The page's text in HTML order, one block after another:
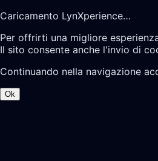
Caricamento LynXperience…
Per offrirti una migliore
Il sito consente anche l'invio di
Continuando nella navigazione
Ok